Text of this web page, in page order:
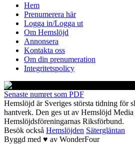
Hem
Prenumerera här
Logga in/Logga ut
Om Hemslöjd
Annonsera
Kontakta oss
Om din prenumeration
Integritetspolicy
Senaste numret som PDF
Hemslöjd är Sveriges största tidning för
hantverk. Den ges ut av Hemslöjd
Hemslöjdsföreningarnas Riksförbund.
Besök också Hemslöjden Sätergläntan
Byggd med ♥ av WonderFour